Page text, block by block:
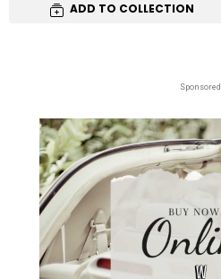
ADD TO COLLECTION
Sponsored